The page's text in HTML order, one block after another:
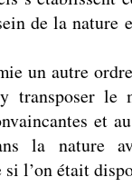
de la
un autre
transposer le
et
la nature
l’on était